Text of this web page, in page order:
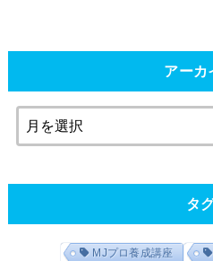
アーカ
タ
MJプロ養成講座